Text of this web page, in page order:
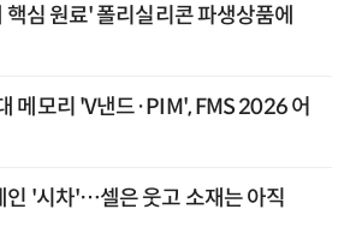
심 원료' 폴리실리콘 파생상품에
메모리 'V낸드·PIM', FMS 2026 어
인 '시차'…셀은 웃고 소재는 아직